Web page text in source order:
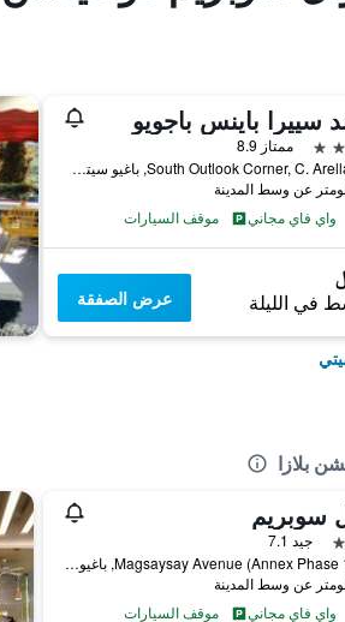
سييرا باينس باجويو
ممتاز 8.9
South Outlook Corner, C. Arellano St, باغيو سيتي, الفلبين
واي فاي مجاني
موقف السيارات
في الليلة عرض الصفقة
بلازا
سوبريم
جيد 7.1
113 Magsaysay Avenue (Annex Phase 1), باغيو سيتي, الفلبين
واي فاي مجاني
موقف السيارات